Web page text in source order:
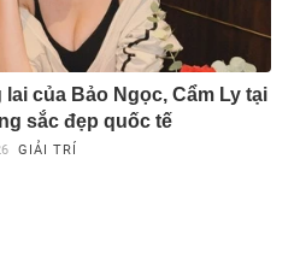
của Bảo Ngọc, Cẩm Ly tại
sắc đẹp quốc tế
GIẢI TRÍ